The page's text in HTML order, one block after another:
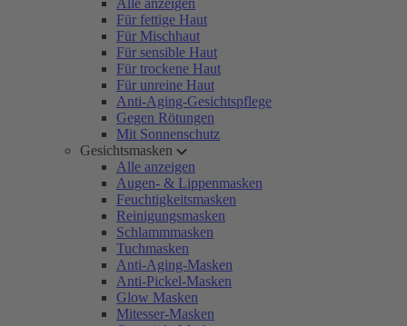
Alle anzeigen
Für fettige Haut
Für Mischhaut
Für sensible Haut
Für trockene Haut
Für unreine Haut
Anti-Aging-Gesichtspflege
Gegen Rötungen
Mit Sonnenschutz
Gesichtsmasken
Alle anzeigen
Augen- & Lippenmasken
Feuchtigkeitsmasken
Reinigungsmasken
Schlammmasken
Tuchmasken
Anti-Aging-Masken
Anti-Pickel-Masken
Glow Masken
Mitesser-Masken